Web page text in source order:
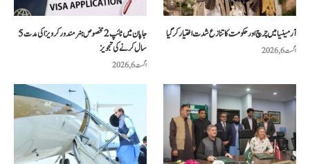
جاپان میں ٹائپ 2 مخصوص ہنر مند ورکر ویزا کی مدت 5
سال کرنے کی تجویز
اگست 6, 2026
آرمینیا میں چرچ اور حکومت کا تنازع شدت اختیار کر گیا
اگست 6, 2026